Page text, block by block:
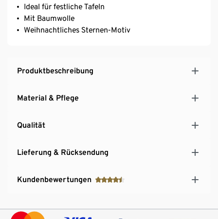
Ideal für festliche Tafeln
Mit Baumwolle
Weihnachtliches Sternen-Motiv
Produktbeschreibung
Material & Pflege
Qualität
Lieferung & Rücksendung
Kundenbewertungen